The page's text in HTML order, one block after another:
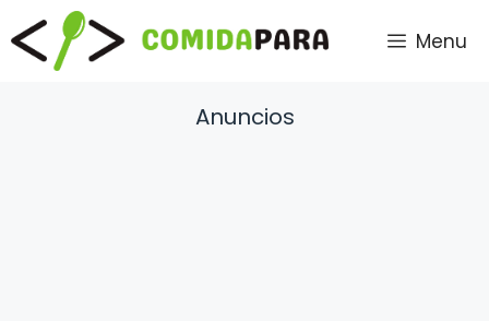
Saltar
al
contenido
Menu
Anuncios